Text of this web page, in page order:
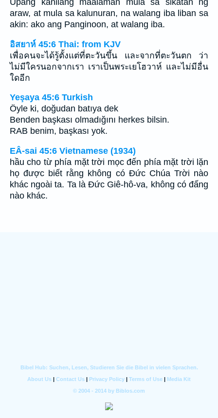
araw, at mula sa kalunuran, na walang iba liban sa
akin: ako ang Panginoon, at walang iba.
อิสยาห์ 45:6 Thai: from KJV
เพื่อคนจะได้รู้ตั้งแต่ที่ตะวันขึ้น และจากที่ตะวันตก ว่า
ไม่มีใครนอกจากเรา เราเป็นพระเยโฮวาห์ และไม่มีอื่น
ใดอีก
Yeşaya 45:6 Turkish
Öyle ki, doğudan batıya dek
Benden başkası olmadığını herkes bilsin.
RAB benim, başkası yok.
EÂ-sai 45:6 Vietnamese (1934)
hầu cho từ phía mặt trời mọc đến phía mặt trời lặn
họ được biết rằng không có Ðức Chúa Trời nào
khác ngoài ta. Ta là Ðức Giê-hô-va, không có đấng
nào khác.